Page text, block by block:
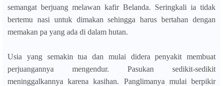
semangat berjuang melawan kafir Belanda. Seringkali ia tidak
bertemu nasi untuk dimakan sehingga harus bertahan dengan
memakan pa yang ada di dalam hutan.
Usia yang semakin tua dan mulai didera penyakit membuat
perjuangannya mengendur. Pasukan sedikit-sedikit
meninggalkannya karena kasihan. Panglimanya mulai berpikir